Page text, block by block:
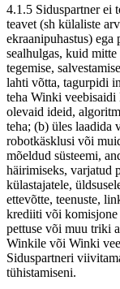
4.1.5 Siduspartner ei
teavet (sh külaliste
ekraanipuhastus)
sealhulgas, kuid
tegemise,
lahti võtta, tagurpidi
teha Winki
olevaid ideid,
teha; (b) üles laadida
robotkäsklusi või
mõeldud süsteemi,
häirimiseks, varjatud
külastajatele,
ettevõtte, teenuste,
krediiti või komisjone
pettuse või muu triki
Winkile või Winki
Siduspartneri
tühistamiseni.